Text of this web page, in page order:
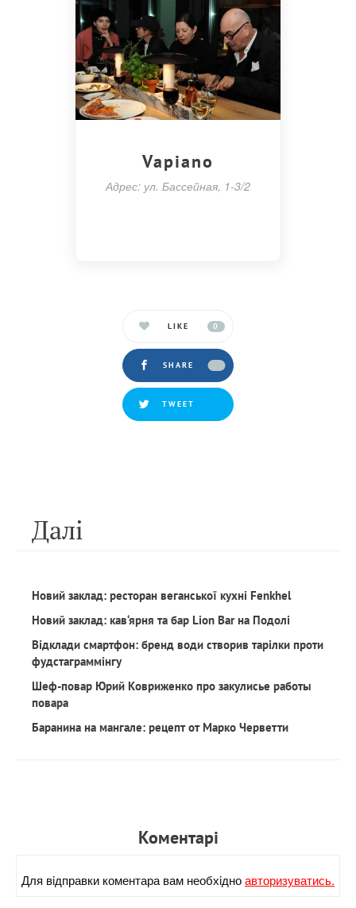
Vapiano
Адрес: ул. Бассейная, 1-3/2
LIKE 0
SHARE
TWEET
Далi
Новий заклад: ресторан веганської кухні Fenkhel
Новий заклад: кав‘ярня та бар Lion Bar на Подолі
Відклади смартфон: бренд води створив тарілки проти
фудстаграммінгу
Шеф-повар Юрий Ковриженко про закулисье работы
повара
Баранина на мангале: рецепт от Марко Черветти
Коментарi
Для вiдправки коментара вам необхiдноавторизуватись.